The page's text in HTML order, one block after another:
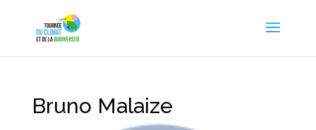
Bruno Malaize